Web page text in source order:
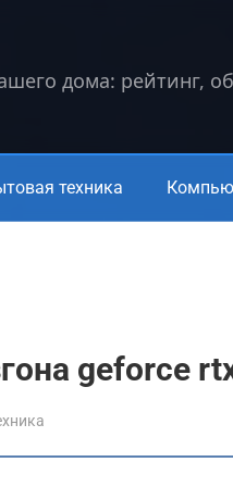
дома: рейтинг,
техника
geforce